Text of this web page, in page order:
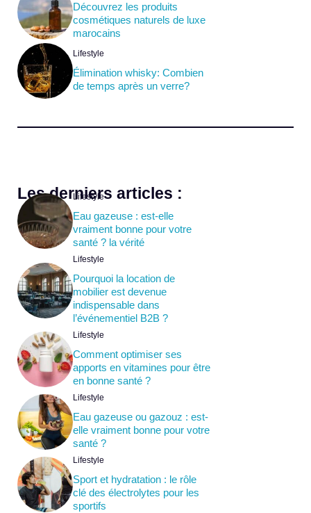
Découvrez les produits
cosmétiques naturels de luxe
marocains
Lifestyle
Élimination whisky: Combien
de temps après un verre?
Les derniers articles :
Lifestyle
Eau gazeuse : est-elle
vraiment bonne pour votre
santé ? la vérité
Lifestyle
Pourquoi la location de
mobilier est devenue
indispensable dans
l’événementiel B2B ?
Lifestyle
Comment optimiser ses
apports en vitamines pour être
en bonne santé ?
Lifestyle
Eau gazeuse ou gazouz : est-
elle vraiment bonne pour votre
santé ?
Lifestyle
Sport et hydratation : le rôle
clé des électrolytes pour les
sportifs